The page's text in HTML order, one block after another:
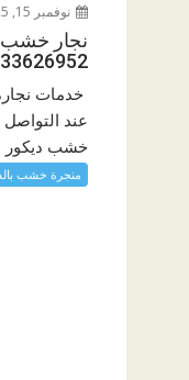
نوفمبر 15, 2025
نجار خشب
خدمات
عند
خشب ديكور
منجرة خشب